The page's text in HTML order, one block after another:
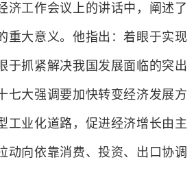
工作会议上的讲话中，阐述了
重大意义。他指出：着眼于实现
于抓紧解决我国发展面临的突出
七大强调要加快转变经济发展方
工业化道路，促进经济增长由主
动向依靠消费、投资、出口协调